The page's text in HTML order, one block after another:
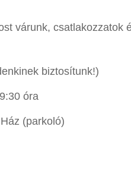
várunk, csatlakozzatok
biztosítunk!)
óra
(parkoló)